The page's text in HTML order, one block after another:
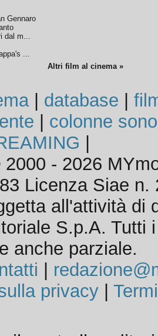
Gennaro
dal m...
...
Altri film al cinema »
| database
colonne
- 2026
Licenza Siae n.
all'attività di
S.p.A. Tutti
anche parziale.
privacy|